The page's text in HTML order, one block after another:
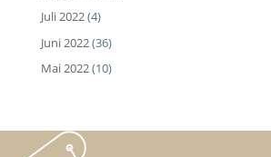
Juli 2022(4)
Juni 2022(36)
Mai 2022(10)